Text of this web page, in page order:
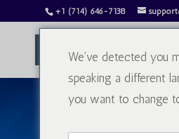
+1 (714) 646-7138
We've detected you
speaking a different
you want to change